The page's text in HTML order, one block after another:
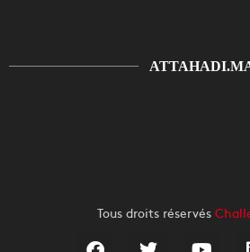
Tous droits réservés